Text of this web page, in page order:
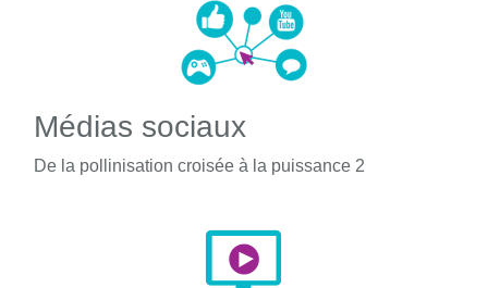
Médias sociaux
De la pollinisation croisée à la puissance 2